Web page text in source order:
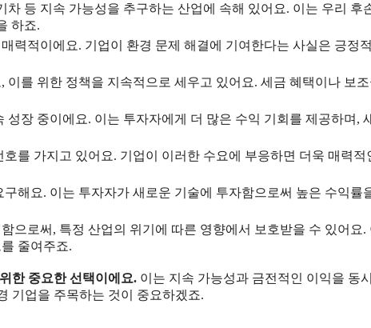
차 등 지속 가능성을 추구하는 산업에 속해 있어요. 이는 우리 후
하죠.
력적이에요. 기업이 환경 문제 해결에 기여한다는 사실은 긍정
이를 위한 정책을 지속적으로 세우고 있어요. 세금 혜택이나 보
성장 중이에요. 이는 투자자에게 더 많은 수익 기회를 제공하며,
를 가지고 있어요. 기업이 이러한 수요에 부응하면 더욱 매력적
해요. 이는 투자자가 새로운 기술에 투자함으로써 높은 수익률
으로써, 특정 산업의 위기에 따른 영향에서 보호받을 수 있어요.
줄여주죠.
한 중요한 선택이에요. 이는 지속 가능성과 금전적인 이익을 동
기업을 주목하는 것이 중요하겠죠.